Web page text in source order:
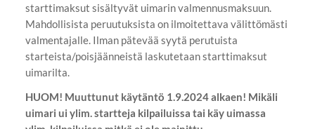
starttimaksut sisältyvät uimarin valmennusmaksuun.
Mahdollisista peruutuksista on ilmoitettava välittömästi
valmentajalle. Ilman pätevää syytä perutuista
starteista/poisjäänneistä laskutetaan starttimaksut
uimarilta.
HUOM! Muuttunut käytäntö 1.9.2024 alkaen! Mikäli
uimari ui ylim. startteja kilpailuissa tai käy uimassa